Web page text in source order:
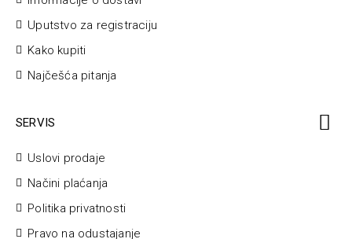
Uputstvo za registraciju
Kako kupiti
Najčešća pitanja
SERVIS
Uslovi prodaje
Načini plaćanja
Politika privatnosti
Pravo na odustajanje